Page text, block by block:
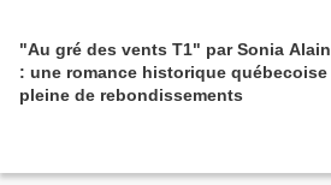
"Au gré des vents T1" par Sonia Alain
: une romance historique québecoise
pleine de rebondissements